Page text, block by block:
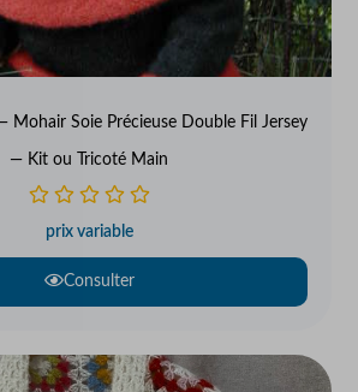
Mohair Soie Précieuse Double Fil Jersey
— Kit ou Tricoté Main
prix variable
Consulter